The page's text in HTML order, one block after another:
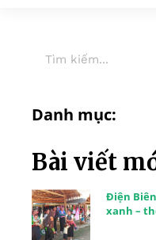
Danh mục:
Bài viết
Điện
xanh –